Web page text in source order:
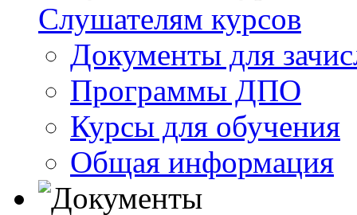
Слушателям курсов
Документы для
Программы ДПО
Курсы для обучения
Общая информация